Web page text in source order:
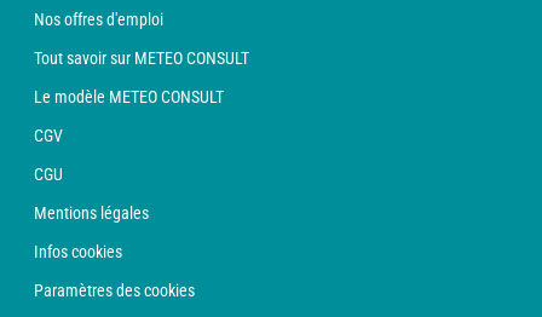
Nos offres d'emploi
Tout savoir sur METEO CONSULT
Le modèle METEO CONSULT
CGV
CGU
Mentions légales
Infos cookies
Paramètres des cookies